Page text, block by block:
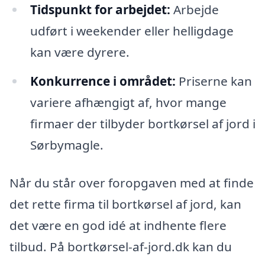
Tidspunkt for arbejdet: Arbejde
udført i weekender eller helligdage
kan være dyrere.
Konkurrence i området: Priserne kan
variere afhængigt af, hvor mange
firmaer der tilbyder bortkørsel af jord i
Sørbymagle.
Når du står over foropgaven med at finde
det rette firma til bortkørsel af jord, kan
det være en god idé at indhente flere
tilbud. På bortkørsel-af-jord.dk kan du